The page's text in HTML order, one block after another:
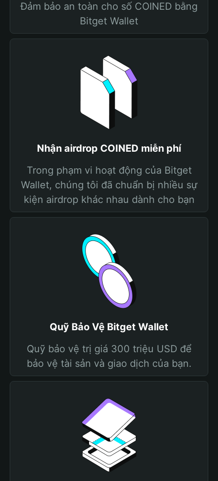
Đảm bảo an toàn cho số COINED bằng
Bitget Wallet
Nhận airdrop COINED miễn phí
Trong phạm vi hoạt động của Bitget
Wallet, chúng tôi đã chuẩn bị nhiều sự
kiện airdrop khác nhau dành cho bạn
Quỹ Bảo Vệ Bitget Wallet
Quỹ bảo vệ trị giá 300 triệu USD để
bảo vệ tài sản và giao dịch của bạn.